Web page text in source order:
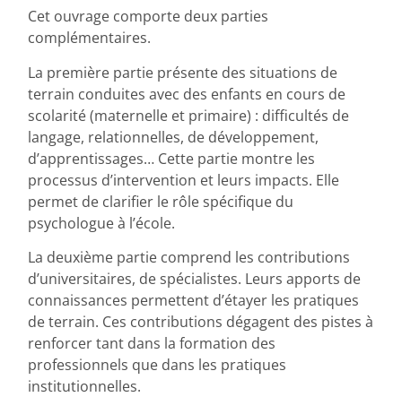
Cet ouvrage comporte deux parties
complémentaires.
La première partie présente des situations de
terrain conduites avec des enfants en cours de
scolarité (maternelle et primaire) : difficultés de
langage, relationnelles, de développement,
d’apprentissages… Cette partie montre les
processus d’intervention et leurs impacts. Elle
permet de clarifier le rôle spécifique du
psychologue à l’école.
La deuxième partie comprend les contributions
d’universitaires, de spécialistes. Leurs apports de
connaissances permettent d’étayer les pratiques
de terrain. Ces contributions dégagent des pistes à
renforcer tant dans la formation des
professionnels que dans les pratiques
institutionnelles.